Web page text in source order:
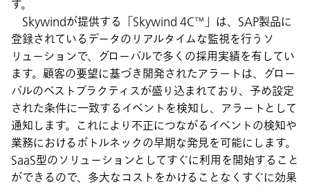
す。
Skywindが提供する「Skywind 4C™」は、SAP製品に
登録されているデータのリアルタイムな監視を行うソ
リューションで、グローバルで多くの採用実績を有してい
ます。顧客の要望に基づき開発されたアラートは、グロー
バルのベストプラクティスが盛り込まれており、予め設定
された条件に一致するイベントを検知し、アラートとして
通知します。これにより不正につながるイベントの検知や
業務におけるボトルネックの早期な発見を可能にします。
SaaS型のソリューションとしてすぐに利用を開始すること
ができるので、多大なコストをかけることなくすぐに効果